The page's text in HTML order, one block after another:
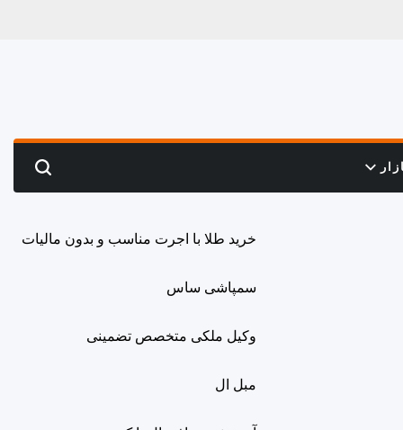
Search
خرید طلا با اجرت مناسب و بدون مالیات
سمپاشی ساس
وکیل ملکی متخصص تضمینی
مبل ال